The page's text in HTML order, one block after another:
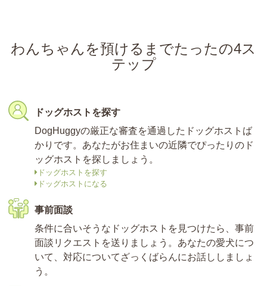
わんちゃんを預けるまでたったの4ス
テップ
ドッグホストを探す
DogHuggyの厳正な審査を通過したドッグホストば
かりです。あなたがお住まいの近隣でぴったりのド
ッグホストを探しましょう。
ドッグホストを探す
ドッグホストになる
事前面談
条件に合いそうなドッグホストを見つけたら、事前
面談リクエストを送りましょう。あなたの愛犬につ
いて、対応についてざっくばらんにお話ししましょ
う。